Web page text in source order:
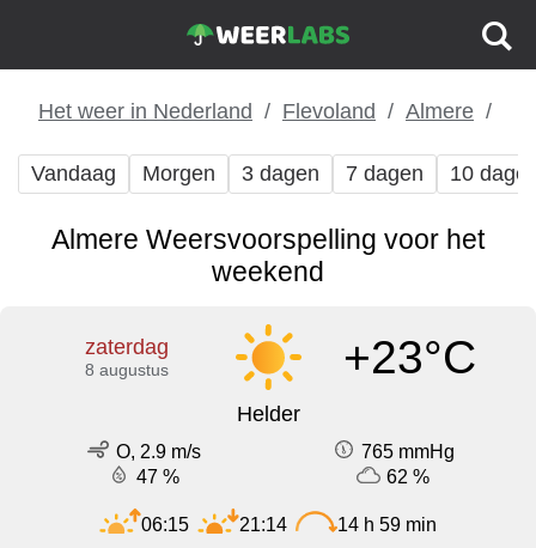
Het weer in Nederland Flevoland Almere
Vandaag Morgen 3 dagen 7 dagen 10
Almere Weersvoorspelling voor het
weekend
zaterdag
8 augustus +23°C
Helder
O, 2.9 m/s
765 mmHg
47 %
62 %
06:15 21:14 14 h 59 min